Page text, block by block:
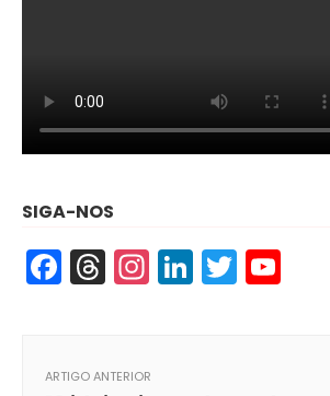
SIGA-NOS
Facebook
Threads
Instagram
LinkedIn
Twitter
ARTIGO ANTERIOR